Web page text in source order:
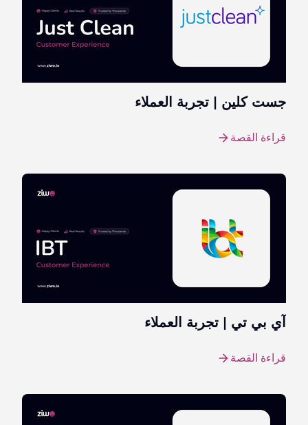
جست كلين | تجربة العملاء
قراءة القصة
آي بي تي | تجربة العملاء
قراءة القصة